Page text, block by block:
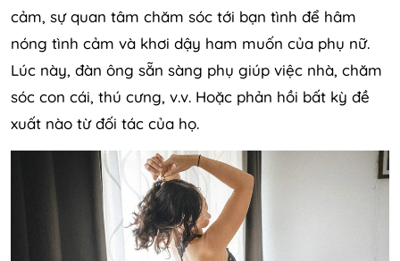
cảm, sự quan tâm chăm sóc tới bạn tình để hâm
nóng tình cảm và khơi dậy ham muốn của phụ nữ.
Lúc này, đàn ông sẵn sàng phụ giúp việc nhà, chăm
sóc con cái, thú cưng, v.v. Hoặc phản hồi bất kỳ đề
xuất nào từ đối tác của họ.